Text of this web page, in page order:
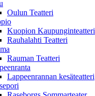
Oulun Teatteri
Kuopion Kaupunginteatteri
Rauhalahti Teatteri
Rauman Teatteri
Lappeenrannan kesäteatteri